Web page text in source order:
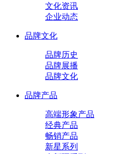
文化资讯
企业动态
品牌文化
品牌历史
品牌展播
品牌文化
品牌产品
高端形象产品
经典产品
畅销产品
新星系列